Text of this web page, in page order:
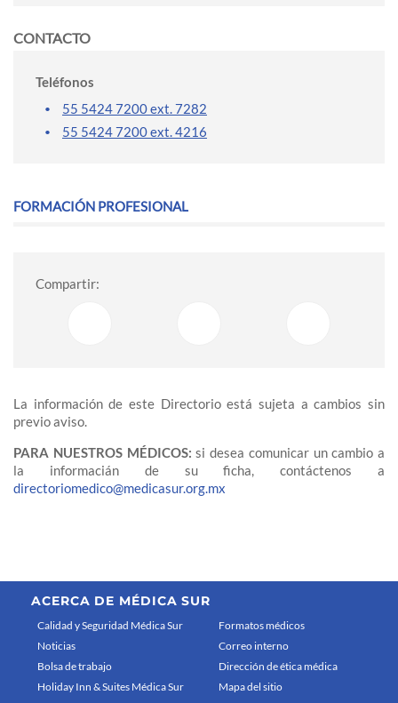
CONTACTO
Teléfonos
55 5424 7200 ext. 7282
55 5424 7200 ext. 4216
FORMACIÓN PROFESIONAL
Compartir:
La información de este Directorio está sujeta a cambios sin
previo aviso.
PARA NUESTROS MÉDICOS: si desea comunicar un cambio a
la informacián de su ficha, contáctenos a
directoriomedico@medicasur.org.mx
ACERCA DE MÉDICA SUR
Calidad y Seguridad Médica Sur
Noticias
Bolsa de trabajo
Holiday Inn & Suites Médica Sur
Formatos médicos
Correo interno
Dirección de ética médica
Mapa del sitio